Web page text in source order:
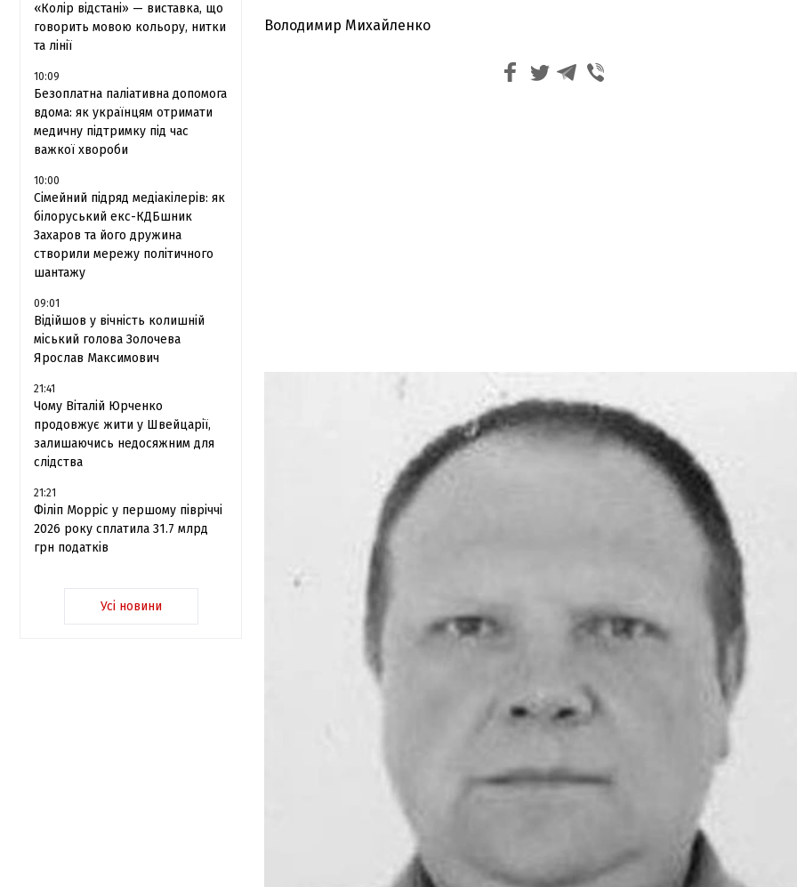
«Колір відстані» — виставка, що
говорить мовою кольору, нитки
та лінії
10:09
Безоплатна паліативна допомога
вдома: як українцям отримати
медичну підтримку під час
важкої хвороби
10:00
Сімейний підряд медіакілерів: як
білоруський екс-КДБшник
Захаров та його дружина
створили мережу політичного
шантажу
09:01
Відійшов у вічність колишній
міський голова Золочева
Ярослав Максимович
21:41
Чому Віталій Юрченко
продовжує жити у Швейцарії,
залишаючись недосяжним для
слідства
21:21
Філіп Морріс у першому півріччі
2026 року сплатила 31.7 млрд
грн податків
Усі новини
Володимир Михайленко
З'явилося відео знищеного ворожого